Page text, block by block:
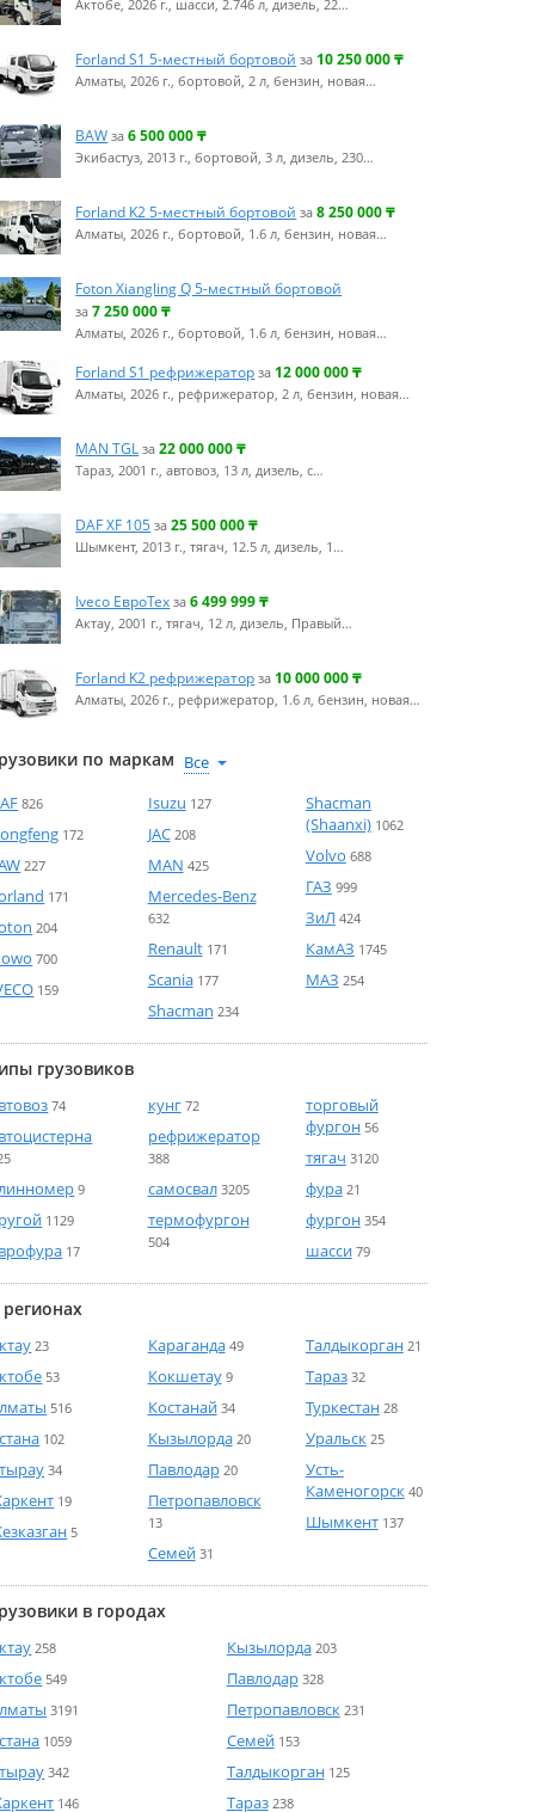
Актобе, 2026 г., шасси, 2.746 л, дизель, 22…
Forland S1 5-местный бортовой за 10 250 000₸
Алматы, 2026 г., бортовой, 2 л, бензин, новая…
BAW за6 500 000₸
Экибастуз, 2013 г., бортовой, 3 л, дизель, 230…
Forland K2 5-местный бортовой за8 250 000₸
Алматы, 2026 г., бортовой, 1.6 л, бензин, новая…
Foton Xiangling Q 5-местный бортовой
за7 250 000₸
Алматы, 2026 г., бортовой, 1.6 л, бензин, новая…
Forland S1 рефрижератор за 12 000 000₸
Алматы, 2026 г., рефрижератор, 2 л, бензин, новая…
MAN TGL за22 000 000₸
Тараз, 2001 г., автовоз, 13 л, дизель, с…
DAF XF 105 за25 500 000₸
Шымкент, 2013 г., тягач, 12.5 л, дизель, 1…
Iveco ЕвроТех за6 499 999₸
Актау, 2001 г., тягач, 12 л, дизель, Правый…
Forland K2 рефрижератор за 10 000 000₸
Алматы, 2026 г., рефрижератор, 1.6 л, бензин, новая…
по маркам
826
172
227
171
204
700
159
Isuzu 127
JAC 208
MAN 425
Mercedes-Benz
632
Renault 171
Scania 177
Shacman 234
Shacman
(Shaanxi) 1062
Volvo 688
ГАЗ 999
ЗиЛ 424
КамАЗ 1745
МАЗ 254
грузовиков
74
9
1129
17
кунг 72
рефрижератор
388
самосвал 3205
термофургон
504
торговый
фургон 56
тягач 3120
фура 21
фургон 354
шасси 79
регионах
23
53
516
102
34
19
5
Караганда 49
Кокшетау 9
Костанай 34
Кызылорда 20
Павлодар 20
Петропавловск
13
Семей 31
Талдыкорган 21
Тараз 32
Туркестан 28
Уральск 25
Усть-
Каменогорск 40
Шымкент 137
в городах
258
549
3191
1059
342
146
Кызылорда 203
Павлодар 328
Петропавловск 231
Семей 153
Талдыкорган 125
Тараз 238